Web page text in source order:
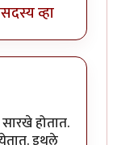
सदस्य व्हा
सारखे होतात.